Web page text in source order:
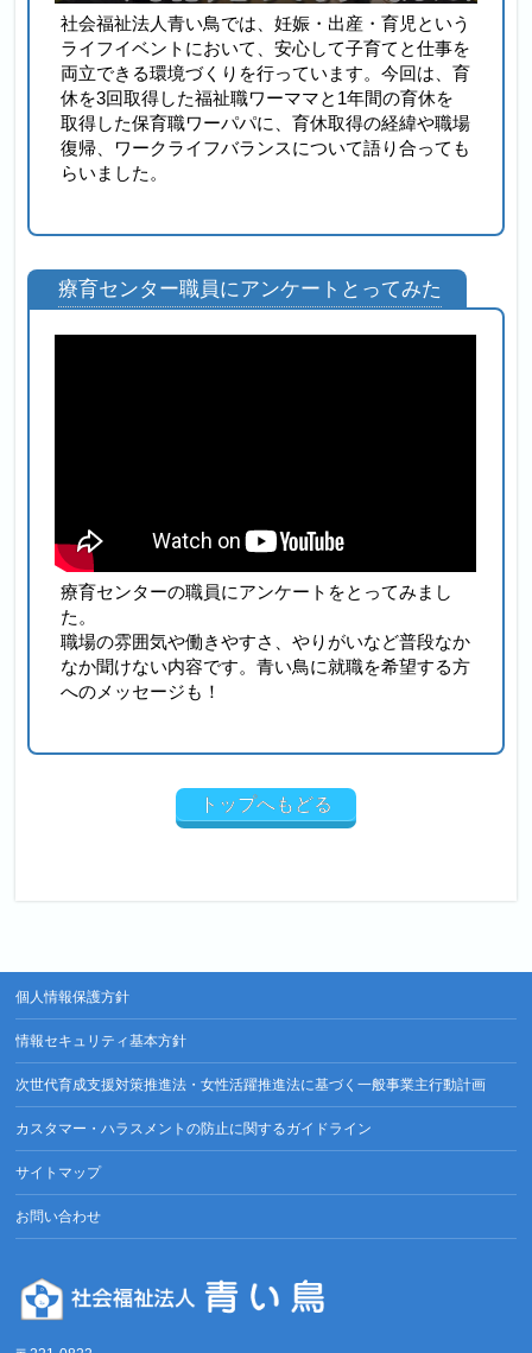
社会福祉法人青い鳥では、妊娠・出産・育児という
ライフイベントにおいて、安心して子育てと仕事を
両立できる環境づくりを行っています。今回は、育
休を3回取得した福祉職ワーママと1年間の育休を
取得した保育職ワーパパに、育休取得の経緯や職場
復帰、ワークライフバランスについて語り合っても
らいました。
療育センター職員にアンケートとってみた
療育センターの職員にアンケートをとってみまし
た。
職場の雰囲気や働きやすさ、やりがいなど普段なか
なか聞けない内容です。青い鳥に就職を希望する方
へのメッセージも！
トップへもどる
個人情報保護方針
情報セキュリティ基本方針
次世代育成支援対策推進法・女性活躍推進法に基づく一般事業主行動計画
カスタマー・ハラスメントの防止に関するガイドライン
サイトマップ
お問い合わせ